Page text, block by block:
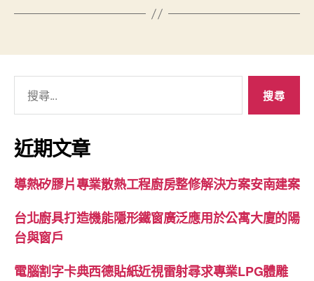
關
鍵
字:
近期文章
導熱矽膠片專業散熱工程廚房整修解決方案安南建案
台北廚具打造機能隱形鐵窗廣泛應用於公寓大廈的陽
台與窗戶
電腦割字卡典西德貼紙近視雷射尋求專業LPG體雕